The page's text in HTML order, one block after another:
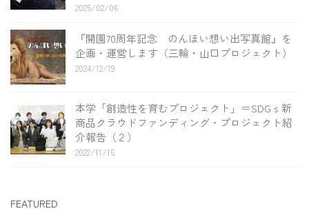
2025/02/06
『開園70周年記念 のんほい想い出写真館』を
企画・運営します（三輪・山口プロジェクト）
2024/12/19
本学「創造性を育むプロジェクト」＝SDGｓ新
商品クラウドファンディング・プロジェクト紹
介報告（２）
2022/11/15
FEATURED